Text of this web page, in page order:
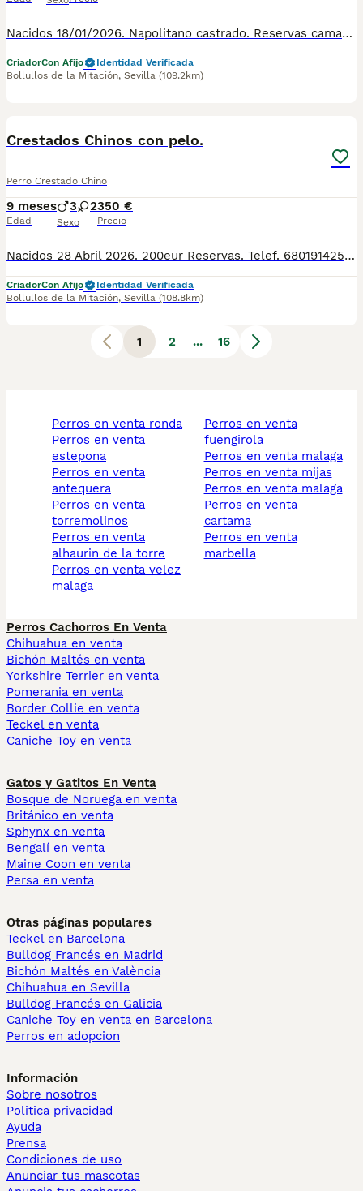
Nacidos 18/01/2026. Napolitano castrado. Reservas camada. WhatsApp 680191425 o llamada. Centro Canino con núcleo Zoologico. Excelente pedigree, cachorros grandes muy fuerte, muy buena línea, realizando proceso de socialización. Preguntar sin compromiso. AND WE SPEAK ENGLISH 659158297. Número de Microchip: 941000029208407 Núcleo Zoológico: ES3003
CriadorCon Afijo
Identidad Verificada
Bollullos de la Mitación, Sevilla (109.2km)
Crestados Chinos con pelo.
Perro Crestado Chino
9 meses
Edad
3 2
Sexo
350 €
Precio
Nacidos 28 Abril 2026. 200eur Reservas. Telef. 680191425. And we speak english 659158297. Envios a toda españa en empresas de transportes. Perros pequeños como 5kg. Pura raza, sanos, se entregan con dos meses, vacunas, desparasitados, cuidados y socializados en familia. Hipolargenicos, inteligentes, juguetones, cariñosos, alegres y felices. Criadero familiar y cria responsable con la mejor alimentacion, y cuidados veterinarios en extensos corrales de juego y ejercicio. Criamos Caniche toy, Pomeranias, Bichon maltes, Maltipoo, Crestado chino, Mastin napolitano. Envios a: Andalucía: Almería, Cádiz, Córdoba, Granada, Huelva, Jaén, Málaga, Sevilla. Aragón: Huesca, Teruel, Zaragoza. Principado de Asturias: Asturias. Cantabria: Cantabria. Castilla y León: Ávila, Burgos, León, Palencia, Salamanca, Segovia, Soria, Valladolid, Zamora. Castilla-La Mancha: Albacete, Ciudad Real, Cuenca, Guadalajara, Toledo. Cataluña: Barcelona, Girona, Lleida, Tarragona. Comunidad Valenciana: Alicante, Castellón, Valencia. Extremadura: Badajoz, Cáceres. Galicia: A Coruña, Lugo, Ourense, Pontevedra. Comunidad de Madrid:
CriadorCon Afijo
Identidad Verificada
Bollullos de la Mitación, Sevilla (108.8km)
1 2 ... 16
perros en venta ronda
perros en venta
estepona
perros en venta
antequera
perros en venta
torremolinos
perros en venta
alhaurin de la torre
perros en venta velez
malaga
perros en venta
fuengirola
perros en venta malaga
perros en venta mijas
perros en venta malaga
perros en venta
cartama
perros en venta
marbella
Perros Cachorros En Venta
Chihuahua en venta
Bichón Maltés en venta
Yorkshire Terrier en venta
Pomerania en venta
Border Collie en venta
Teckel en venta
Caniche Toy en venta
Gatos y Gatitos En Venta
Bosque de Noruega en venta
Británico en venta
Sphynx en venta
Bengalí en venta
Maine Coon en venta
Persa en venta
Otras páginas populares
Teckel en Barcelona
Bulldog Francés en Madrid
Bichón Maltés en València
Chihuahua en Sevilla
Bulldog Francés en Galicia
Caniche Toy en venta en Barcelona
Perros en adopcion
Información
Sobre nosotros
Politica privacidad
Ayuda
Prensa
Condiciones de uso
Anunciar tus mascotas